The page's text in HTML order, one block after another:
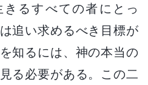
るすべての者にとっ
追い求めるべき目標が
知るには、神の本当の
る必要がある。この二